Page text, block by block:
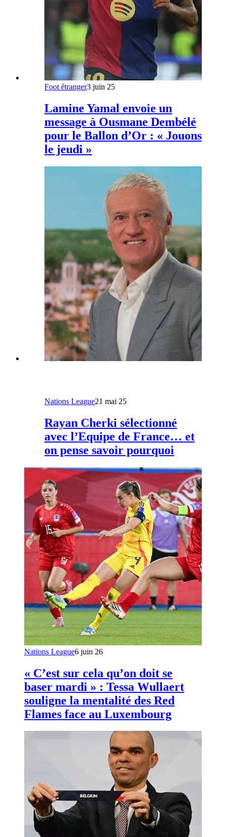
Foot étranger3 juin 25
Lamine Yamal envoie un
message à Ousmane Dembélé
pour le Ballon d’Or : « Jouons
le jeudi »
Nations League21 mai 25
Rayan Cherki sélectionné
avec l’Equipe de France… et
on pense savoir pourquoi
Nations League6 juin 26
« C’est sur cela qu’on doit se
baser mardi » : Tessa Wullaert
souligne la mentalité des Red
Flames face au Luxembourg